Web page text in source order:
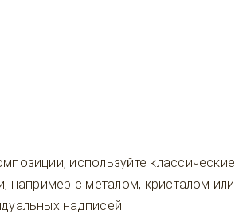
используйте классические
например с металом, кристалом или
надписей.